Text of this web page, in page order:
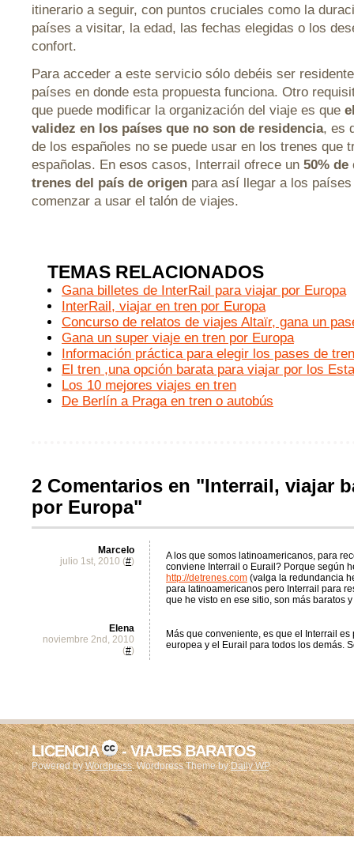
itinerario a seguir, con puntos cruciales como la
países a visitar, la edad, las fechas elegidas o los
confort.
Para acceder a este servicio sólo debéis ser
países en donde esta propuesta funciona. Otro
que puede modificar la organización del viaje es que
validez en los países que no son de residencia, es
de los españoles no se puede usar en los trenes que
españolas. En esos casos, Interrail ofrece un 50% de
trenes del país de origen para así llegar a los
comenzar a usar el talón de viajes.
TEMAS RELACIONADOS
Gana billetes de InterRail para viajar por Europa
InterRail, viajar en tren por Europa
Concurso de relatos de viajes Altaïr, gana un
Gana un super viaje en tren por Europa
Información práctica para elegir los pases de
El tren ,una opción barata para viajar por los
Los 10 mejores viajes en tren
De Berlín a Praga en tren o autobús
2 Comentarios en "Interrail, viajar
por Europa"
Marcelo
julio 1st, 2010 (#)
A los que somos latinoamericanos, para
conviene Interrail o Eurail? Porque según
http://detrenes.com (valga la redundancia
para latinoamericanos pero Interrail para
que he visto en ese sitio, son más baratos
Elena
noviembre 2nd, 2010
(#)
Más que conveniente, es que el Interrail
europea y el Eurail para todos los demás.
LICENCIA - VIAJES BARATOS
Powered byWordpress. Wordpress Theme byDaily WP.